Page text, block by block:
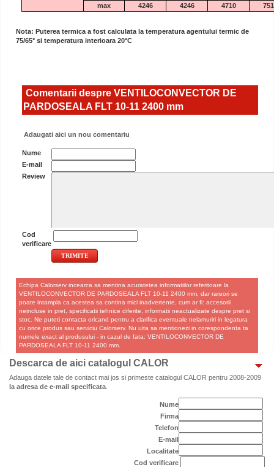
max 4246 4246 4710
Nota: Puterea termica a fost calculata la temperatura agentului termic de
75/65° si temperatura interioara 20°C
Comentarii despre VENTILOCONVECTOR DE
PARDOSEALA FLT 10-11 2400 mm
Adaugati aici un nou comentariu
Nume
E-mail
Review
Cod
verificare
Echipa Calorserv incearca sa mentina acuratetea informatiilor referitoare la
VENTILOCONVECTOR DE PARDOSEALA FLT 10-11 2400 mm, dar rareori se
poate intampla ca acestea sa contina mici inadvertente, cum ar fi: accesorii
neincluse in pret, specificatii tehnice diferite, informatii neactualizate despre pret si
stoc. Ne puteti contacta oricand pentru a clarifica eventuale nelamuriri in legatura
cu orice produs sau serviciu Calorserv. Nu uita sa mentionezi in corespondenta ta
numele exact al produsului - in cazul de fata: VENTILOCONVECTOR DE
PARDOSEALA FLT 10-11 2400 mm.
Descarca de aici catalogul CALOR
Adauga datele tale de contact mai jos si primeste catalogul CALOR pentru 2008-2009
la adresa de e-mail specificata
Nume
Firma
Telefon
E-mail
Localitate
Cod verificare